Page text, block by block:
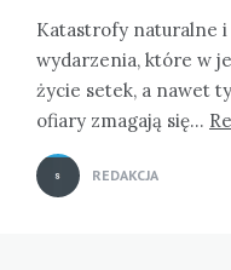
Katastrofy naturalne
wydarzenia, które w
życie setek, a nawet
ofiary zmagają się…
REDAKCJA